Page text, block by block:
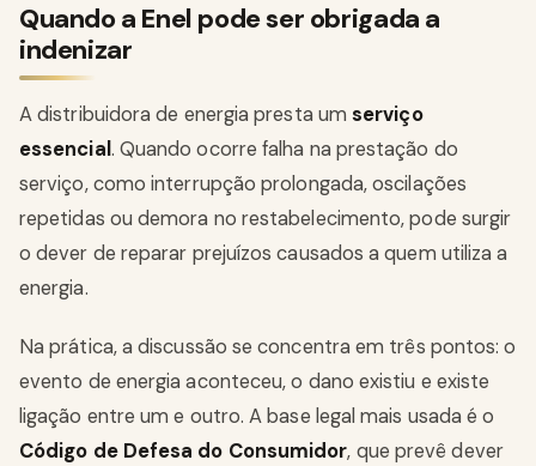
Quando a Enel pode ser obrigada a
indenizar
A distribuidora de energia presta umserviço
essencial. Quando ocorre falha na prestação do
serviço, como interrupção prolongada, oscilações
repetidas ou demora no restabelecimento, pode surgir
o dever de reparar prejuízos causados a quem utiliza a
energia.
Na prática, a discussão se concentra em três pontos: o
evento de energia aconteceu, o dano existiu e existe
ligação entre um e outro. A base legal mais usada é o
Código de Defesa do Consumidor, que prevê dever